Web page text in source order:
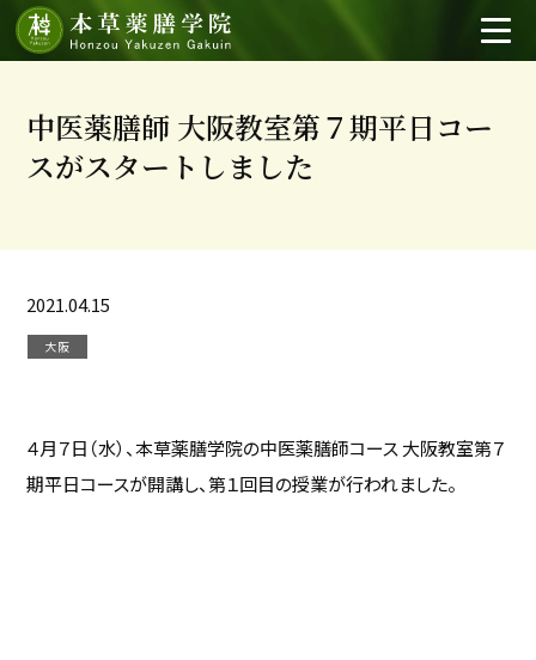
中医薬膳師 大阪教室第７期平日コー
スがスタートしました
2021.04.15
大阪
４月７日（水）、本草薬膳学院の中医薬膳師コース 大阪教室第７
期平日コースが開講し、第１回目の授業が行われました。